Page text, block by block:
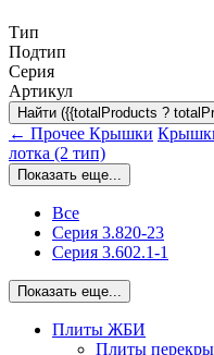
Тип
Подтип
Серия
Артикул
Найти ({{totalProducts ?
← Прочее Крышки
лотка (2 тип)
Показать еще...
Все
Серия 3.820-23
Серия 3.602.1-1
Показать еще...
Плиты ЖБИ
Плиты